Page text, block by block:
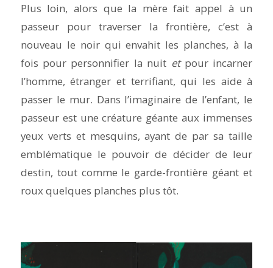
Plus loin, alors que la mère fait appel à un
passeur pour traverser la frontière, c’est à
nouveau le noir qui envahit les planches, à la
fois pour personnifier la nuit etpour incarner
l’homme, étranger et terrifiant, qui les aide à
passer le mur. Dans l’imaginaire de l’enfant, le
passeur est une créature géante aux immenses
yeux verts et mesquins, ayant de par sa taille
emblématique le pouvoir de décider de leur
destin, tout comme le garde-frontière géant et
roux quelques planches plus tôt.